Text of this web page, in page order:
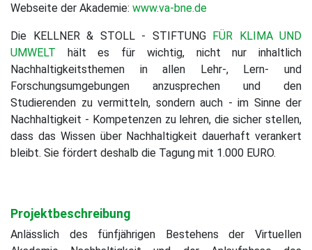
Webseite der Akademie: www.va-bne.de
Die KELLNER & STOLL - STIFTUNG FÜR KLIMA UND
UMWELT hält es für wichtig, nicht nur inhaltlich
Nachhaltigkeitsthemen in allen Lehr-, Lern- und
Forschungsumgebungen anzusprechen und den
Studierenden zu vermitteln, sondern auch - im Sinne der
Nachhaltigkeit - Kompetenzen zu lehren, die sicher stellen,
dass das Wissen über Nachhaltigkeit dauerhaft verankert
bleibt. Sie fördert deshalb die Tagung mit 1.000 EURO.
Projektbeschreibung
Anlässlich des fünfjährigen Bestehens der Virtuellen